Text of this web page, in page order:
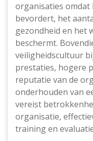
organisaties omdat
bevordert, het
gezondheid en het
beschermt.
veiligheidscultuur
prestaties, hogere
reputatie van de
onderhouden van
vereist
organisatie,
training en